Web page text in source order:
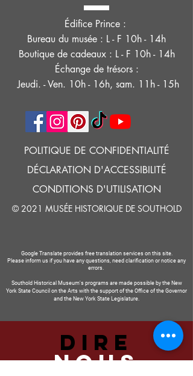
Édifice Prince :
Bureau du musée : L - F 10h - 14h
Boutique de cadeaux : L - F 10h - 14h
Échange de trésors :
Jeudi. - Ven. 10h - 16h, sam. 11h - 15h
POLITIQUE DE CONFIDENTIALITÉ
DÉCLARATION D'ACCESSIBILITÉ
CONDITIONS D'UTILISATION
© 2021 MUSÉE HISTORIQUE DE SOUTHOLD
Google Translate provides free translation services on this site.
Please inform us if you have any questions, need clarification or notice any
errors.
Southold Historical Museum's programs are made possible by the New
York State Council on the Arts with the support of the Office of the Governor
and the New York State Legislature.
DIRE
NOUS